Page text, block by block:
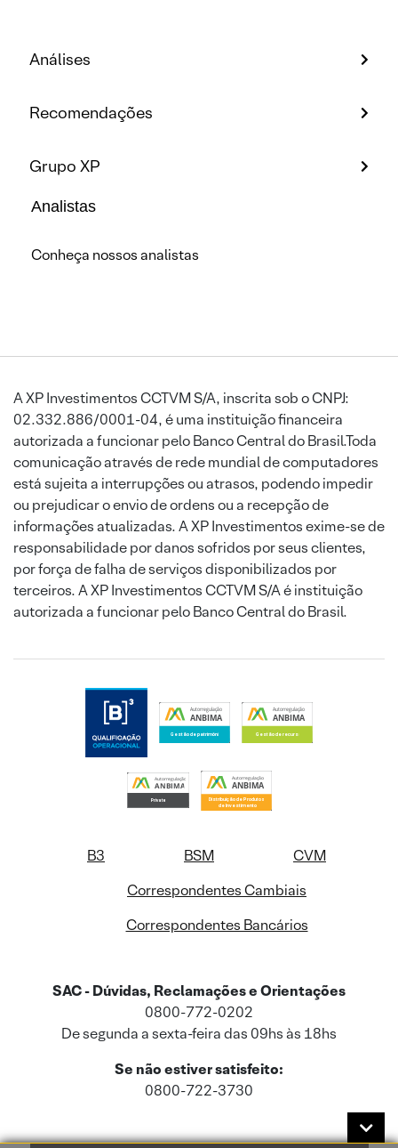
Análises
Recomendações
Grupo XP
Analistas
Conheça nossos analistas
A XP Investimentos CCTVM S/A, inscrita sob o CNPJ:
02.332.886/0001-04, é uma instituição financeira
autorizada a funcionar pelo Banco Central do Brasil.Toda
comunicação através de rede mundial de computadores
está sujeita a interrupções ou atrasos, podendo impedir
ou prejudicar o envio de ordens ou a recepção de
informações atualizadas. A XP Investimentos exime-se de
responsabilidade por danos sofridos por seus clientes,
por força de falha de serviços disponibilizados por
terceiros. A XP Investimentos CCTVM S/A é instituição
autorizada a funcionar pelo Banco Central do Brasil.
B3 BSM
CVM
Correspondentes Cambiais
Correspondentes Bancários
SAC - Dúvidas, Reclamações e Orientações
0800-772-0202
De segunda a sexta-feira das 09hs às 18hs
Se não estiver satisfeito:
0800-722-3730